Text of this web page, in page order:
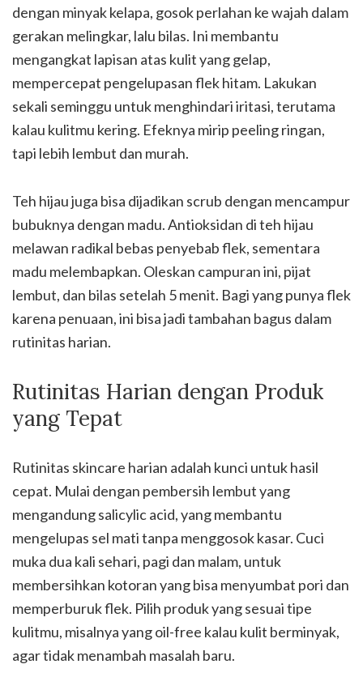
dengan minyak kelapa, gosok perlahan ke wajah dalam
gerakan melingkar, lalu bilas. Ini membantu
mengangkat lapisan atas kulit yang gelap,
mempercepat pengelupasan flek hitam. Lakukan
sekali seminggu untuk menghindari iritasi, terutama
kalau kulitmu kering. Efeknya mirip peeling ringan,
tapi lebih lembut dan murah.
Teh hijau juga bisa dijadikan scrub dengan mencampur
bubuknya dengan madu. Antioksidan di teh hijau
melawan radikal bebas penyebab flek, sementara
madu melembapkan. Oleskan campuran ini, pijat
lembut, dan bilas setelah 5 menit. Bagi yang punya flek
karena penuaan, ini bisa jadi tambahan bagus dalam
rutinitas harian.
Rutinitas Harian dengan Produk
yang Tepat
Rutinitas skincare harian adalah kunci untuk hasil
cepat. Mulai dengan pembersih lembut yang
mengandung salicylic acid, yang membantu
mengelupas sel mati tanpa menggosok kasar. Cuci
muka dua kali sehari, pagi dan malam, untuk
membersihkan kotoran yang bisa menyumbat pori dan
memperburuk flek. Pilih produk yang sesuai tipe
kulitmu, misalnya yang oil-free kalau kulit berminyak,
agar tidak menambah masalah baru.